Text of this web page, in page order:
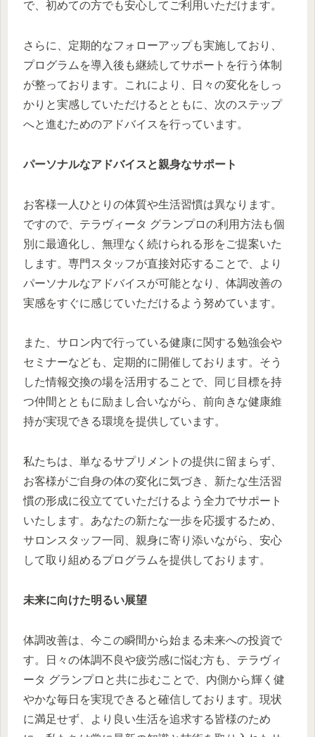
で、初めての方でも安心してご利用いただけます。
さらに、定期的なフォローアップも実施しており、
プログラムを導入後も継続してサポートを行う体制
が整っております。これにより、日々の変化をしっ
かりと実感していただけるとともに、次のステップ
へと進むためのアドバイスを行っています。
パーソナルなアドバイスと親身なサポート
お客様一人ひとりの体質や生活習慣は異なります。
ですので、テラヴィータ グランプロの利用方法も個
別に最適化し、無理なく続けられる形をご提案いた
します。専門スタッフが直接対応することで、より
パーソナルなアドバイスが可能となり、体調改善の
実感をすぐに感じていただけるよう努めています。
また、サロン内で行っている健康に関する勉強会や
セミナーなども、定期的に開催しております。そう
した情報交換の場を活用することで、同じ目標を持
つ仲間とともに励まし合いながら、前向きな健康維
持が実現できる環境を提供しています。
私たちは、単なるサプリメントの提供に留まらず、
お客様がご自身の体の変化に気づき、新たな生活習
慣の形成に役立てていただけるよう全力でサポート
いたします。あなたの新たな一歩を応援するため、
サロンスタッフ一同、親身に寄り添いながら、安心
して取り組めるプログラムを提供しております。
未来に向けた明るい展望
体調改善は、今この瞬間から始まる未来への投資で
す。日々の体調不良や疲労感に悩む方も、テラヴィ
ータ グランプロと共に歩むことで、内側から輝く健
やかな毎日を実現できると確信しております。現状
に満足せず、より良い生活を追求する皆様のため